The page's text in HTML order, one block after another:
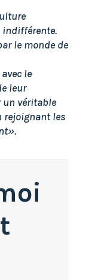
indifférente.
le monde de
le
leur
un véritable
rejoignant les